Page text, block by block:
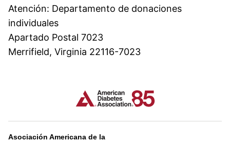
Atención: Departamento de donaciones
individuales
Apartado Postal 7023
Merrifield, Virginia 22116-7023
Asociación Americana de la